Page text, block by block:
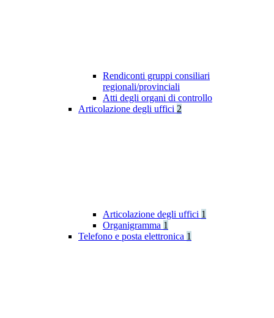
Rendiconti gruppi consiliari
regionali/provinciali
Atti degli organi di controllo
Articolazione degli uffici 2
Articolazione degli uffici 1
Organigramma 1
Telefono e posta elettronica 1